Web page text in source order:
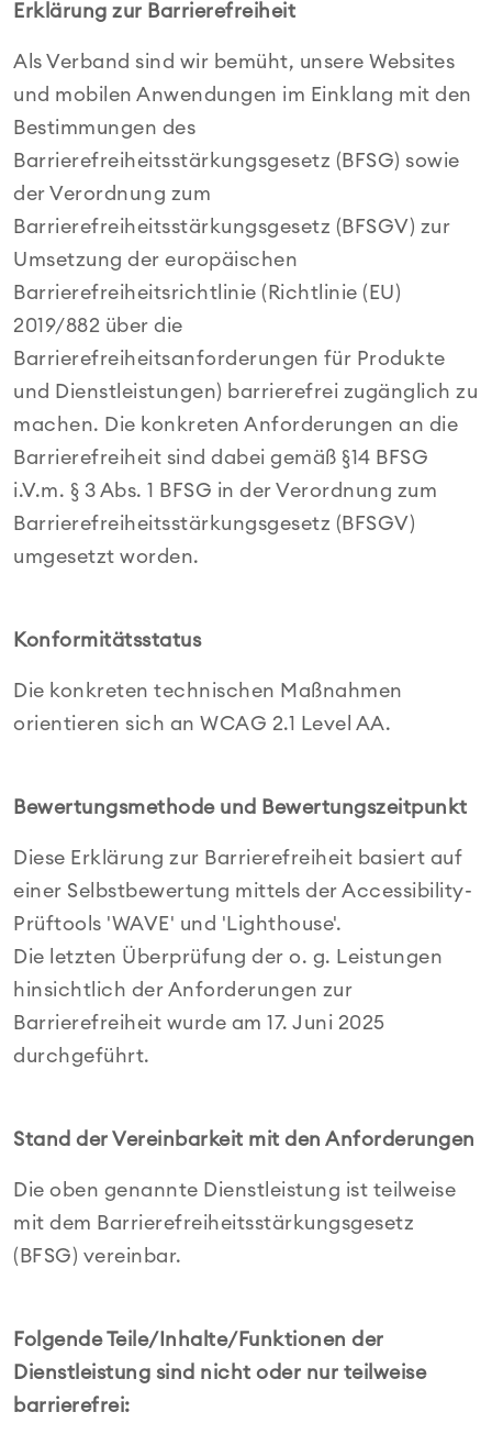
Erklärung zur Barrierefreiheit
Als Verband sind wir bemüht, unsere Websites
und mobilen Anwendungen im Einklang mit den
Bestimmungen des
Barrierefreiheitsstärkungsgesetz (BFSG) sowie
der Verordnung zum
Barrierefreiheitsstärkungsgesetz (BFSGV) zur
Umsetzung der europäischen
Barrierefreiheitsrichtlinie (Richtlinie (EU)
2019/882 über die
Barrierefreiheitsanforderungen für Produkte
und Dienstleistungen) barrierefrei zugänglich zu
machen. Die konkreten Anforderungen an die
Barrierefreiheit sind dabei gemäß §14 BFSG
i.V.m. § 3 Abs. 1 BFSG in der Verordnung zum
Barrierefreiheitsstärkungsgesetz (BFSGV)
umgesetzt worden.
Konformitätsstatus
Die konkreten technischen Maßnahmen
orientieren sich an WCAG 2.1 Level AA.
Bewertungsmethode und Bewertungszeitpunkt
Diese Erklärung zur Barrierefreiheit basiert auf
einer Selbstbewertung mittels der Accessibility-
Prüftools 'WAVE' und 'Lighthouse'.
Die letzten Überprüfung der o. g. Leistungen
hinsichtlich der Anforderungen zur
Barrierefreiheit wurde am 17. Juni 2025
durchgeführt.
Stand der Vereinbarkeit mit den Anforderungen
Die oben genannte Dienstleistung ist teilweise
mit dem Barrierefreiheitsstärkungsgesetz
(BFSG) vereinbar.
Folgende Teile/Inhalte/Funktionen der
Dienstleistung sind nicht oder nur teilweise
barrierefrei: